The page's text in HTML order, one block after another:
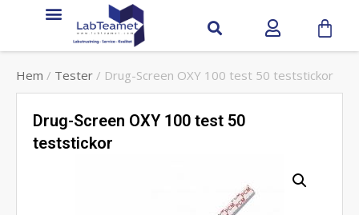
Hem / Tester / Drug-Screen OXY 100 test 50 teststickor
Drug-Screen OXY 100 test 50
teststickor